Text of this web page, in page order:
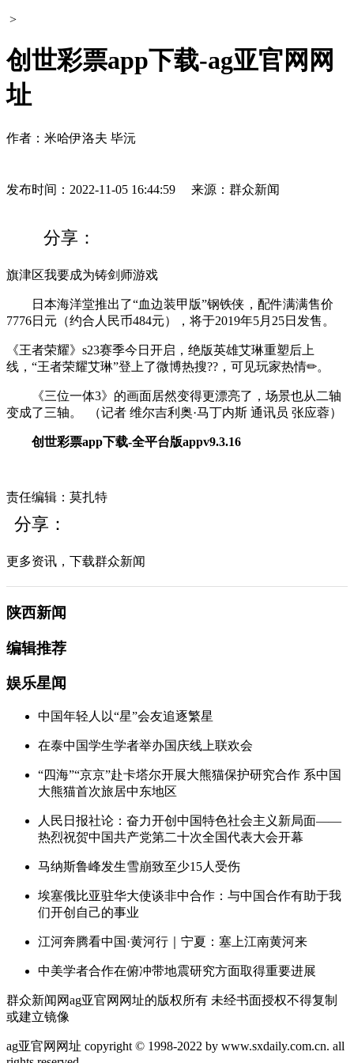
>
创世彩票app下载-ag亚官网网
址
作者：米哈伊洛夫 毕沅
发布时间：2022-11-05 16:44:59 来源：群众新闻
分享：
旗津区我要成为铸剑师游戏
日本海洋堂推出了“血边装甲版”钢铁侠，配件满满售价
7776日元（约合人民币484元），将于2019年5月25日发售。
《王者荣耀》s23赛季今日开启，绝版英雄艾琳重塑后上
线，“王者荣耀艾琳”登上了微博热搜??，可见玩家热情✏。
《三位一体3》的画面居然变得更漂亮了，场景也从二轴
变成了三轴。
（记者 维尔吉利奥·马丁内斯 通讯员 张应蓉）
创世彩票app下载-全平台版appv9.3.16
责任编辑：莫扎特
分享：
更多资讯，下载群众新闻
陕西新闻
编辑推荐
娱乐星闻
中国年轻人以“星”会友追逐繁星
在泰中国学生学者举办国庆线上联欢会
“四海”“京京”赴卡塔尔开展大熊猫保护研究合作 系中国
大熊猫首次旅居中东地区
人民日报社论：奋力开创中国特色社会主义新局面——
热烈祝贺中国共产党第二十次全国代表大会开幕
马纳斯鲁峰发生雪崩致至少15人受伤
埃塞俄比亚驻华大使谈非中合作：与中国合作有助于我
们开创自己的事业
江河奔腾看中国·黄河行｜宁夏：塞上江南黄河来
中美学者合作在俯冲带地震研究方面取得重要进展
群众新闻网ag亚官网网址的版权所有 未经书面授权不得复制
或建立镜像
ag亚官网网址 copyright © 1998-2022 by www.sxdaily.com.cn. all